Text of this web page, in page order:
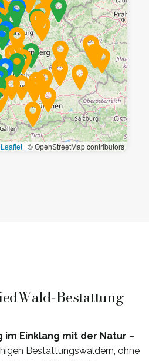
Leaflet | © OpenStreetMap contributors
Bestattung
im Einklang mit der Natur –
Bestattungswäldern, ohne